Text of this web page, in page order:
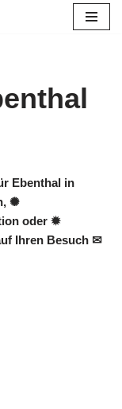
Ebenthal in
✺
oder ✹
Ihren Besuch ✉